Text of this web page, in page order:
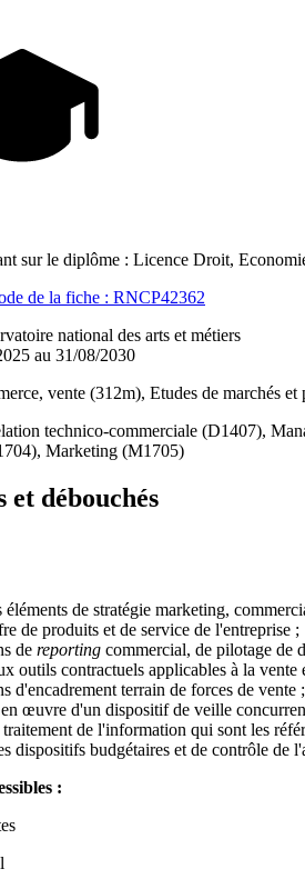
sur le diplôme : Licence Droit,
de la fiche : RNCP42362
national des arts et métiers
au 31/08/2030
vente (312m), Etudes de marchés
technico-commerciale (D1407),
Marketing (M1705)
et débouchés
de stratégie marketing,
de produits et de service de l'entreprise ;
de reporting commercial, de pilotage de
outils contractuels applicables à la vente
d'encadrement terrain de forces de vente ;
œuvre d'un dispositif de veille
de l'information qui sont les
dispositifs budgétaires et de contrôle de
: